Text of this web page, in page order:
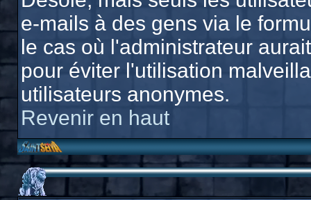
e-mails à des gens via le
le cas où l'administrateur
pour éviter l'utilisation
utilisateurs anonymes.
Revenir en haut